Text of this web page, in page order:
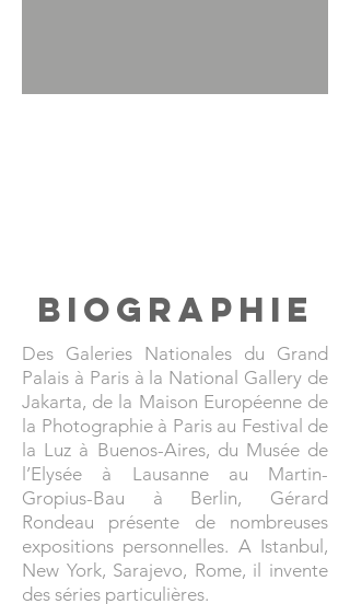
Biographie
Des Galeries Nationales du Grand
Palais à Paris à la National Gallery de
Jakarta, de la Maison Européenne de
la Photographie à Paris au Festival de
la Luz à Buenos-Aires, du Musée de
l’Elysée à Lausanne au Martin-
Gropius-Bau à Berlin, Gérard
Rondeau présente de nombreuses
expositions personnelles. A Istanbul,
New York, Sarajevo, Rome, il invente
des séries particulières.